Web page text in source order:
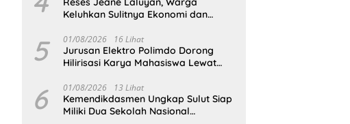
Keluhkan Sulitnya Ekonomi dan
5 01/08/2026 16 Lihat
Jurusan Elektro Polimdo Dorong
Hilirisasi Karya Mahasiswa Lewat
6 01/08/2026 13 Lihat
Kemendikdasmen Ungkap Sulut Siap
Miliki Dua Sekolah Nasional